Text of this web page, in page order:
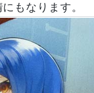
もなります。